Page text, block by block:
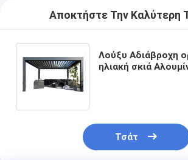
Αποκτήστε Την Καλύτερη
Λούξυ Αδιάβροχη
ηλιακή σκιά
Τσάτ